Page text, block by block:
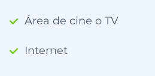
Área de cine o TV
Internet